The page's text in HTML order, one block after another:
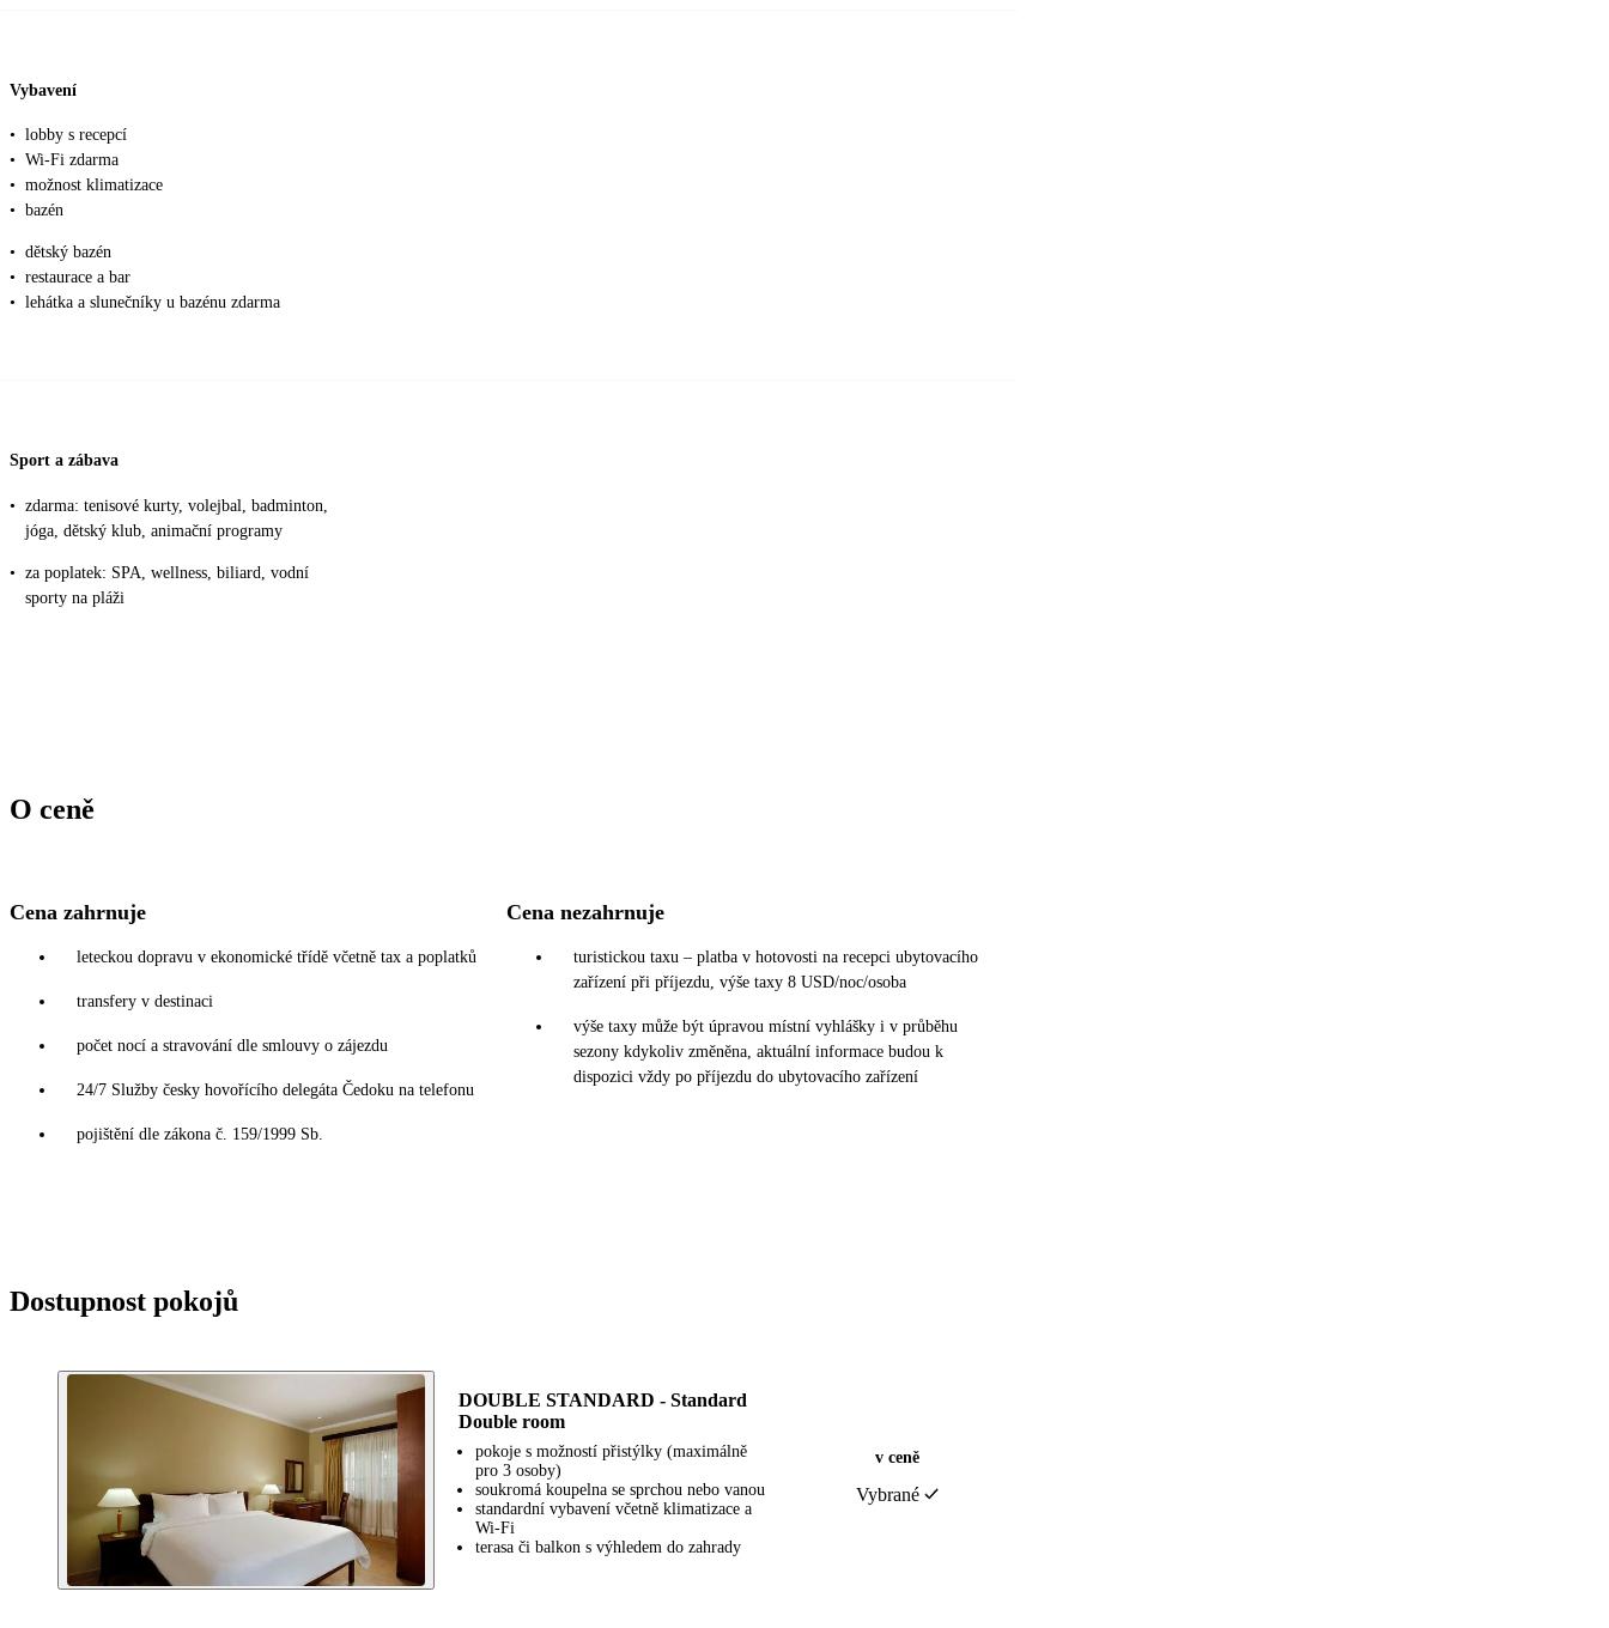
Vybavení
• lobby s recepcí
• Wi-Fi zdarma
• možnost klimatizace
• bazén
• dětský bazén
• restaurace a bar
• lehátka a slunečníky u bazénu zdarma
Sport a zábava
• zdarma: tenisové kurty, volejbal, badminton,
jóga, dětský klub, animační programy
• za poplatek: SPA, wellness, biliard, vodní
sporty na pláži
O ceně
Cena zahrnuje
leteckou dopravu v ekonomické třídě včetně tax a poplatků
transfery v destinaci
počet nocí a stravování dle smlouvy o zájezdu
24/7 Služby česky hovořícího delegáta Čedoku na telefonu
pojištění dle zákona č. 159/1999 Sb.
Cena nezahrnuje
turistickou taxu – platba v hotovosti na recepci ubytovacího
zařízení při příjezdu, výše taxy 8 USD/noc/osoba
výše taxy může být úpravou místní vyhlášky i v průběhu
sezony kdykoliv změněna, aktuální informace budou k
dispozici vždy po příjezdu do ubytovacího zařízení
Dostupnost pokojů
DOUBLE STANDARD - Standard
Double room
pokoje s možností přistýlky (maximálně
pro 3 osoby)
soukromá koupelna se sprchou nebo vanou
standardní vybavení včetně klimatizace a
Wi-Fi
terasa či balkon s výhledem do zahrady
v ceně
Vybrané